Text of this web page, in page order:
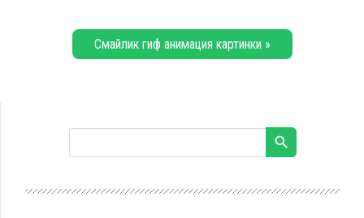
Смайлик гиф анимация картинки »